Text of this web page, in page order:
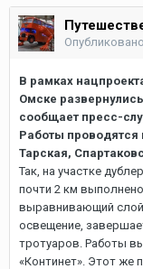
Опубликовано
В рамках
Омске
сообщает пресс-
Работы проводятся
Тарская,
Так, на участке
почти 2 км
выравнивающий слой
освещение,
тротуаров. Работы
«Континет». Этот же